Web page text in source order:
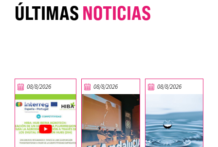
ÚLTIMAS NOTICIAS
08/8/2026 08/8/2026 08/8/2026